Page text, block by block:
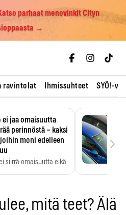
parhaat menovinkit Cityn
→
ravintolat Ihmissuhteet SYÖ!-
ei jaa omaisuutta
perinnöstä – kaksi
moni edelleen
siirrä omaisuutta eikä
›
mitä teet? Älä